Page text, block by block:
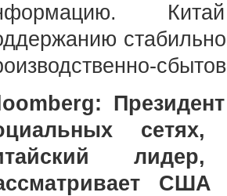
США